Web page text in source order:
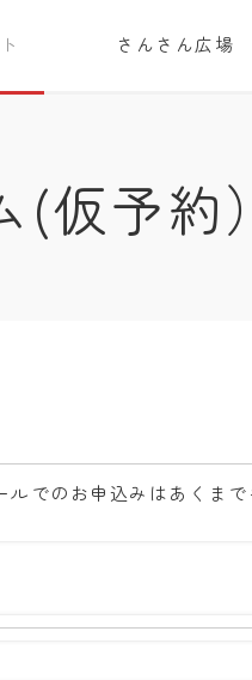
さんさん広場
仮予約）
でのお申込みはあくま